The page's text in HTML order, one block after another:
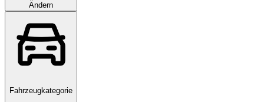
Ändern
Fahrzeugkategorie